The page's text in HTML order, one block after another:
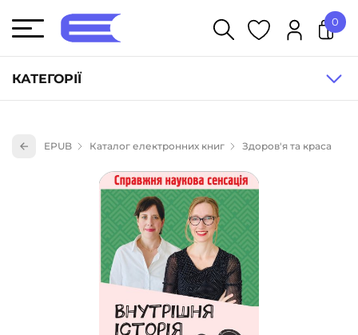
КАТЕГОРІЇ
Книги для дітей (836)
Книги для підлітків (240)
Науково-популярна література (1015)
Навчальна література та посібники (527)
Енциклопедії, довідники, словники (55)
Подарункові сертифікати (1)
0
EPUB Каталог електронних книг Здоров'я та краса